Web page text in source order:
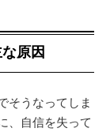
原因
そうなってしま
、自信を失って